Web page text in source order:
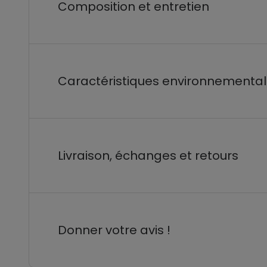
Composition et entretien
Caractéristiques
Livraison, échanges et retours
Donner votre avis !